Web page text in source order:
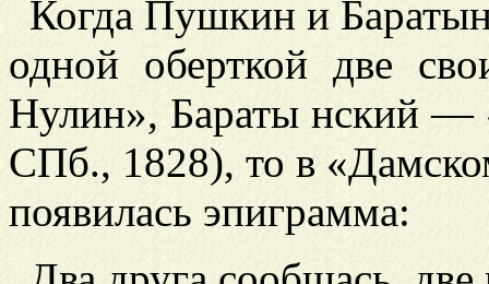
Когда Пушкин и
одной оберткой две
Нулин», Бараты нский —
СПб., 1828), то в
появилась эпиграмма: